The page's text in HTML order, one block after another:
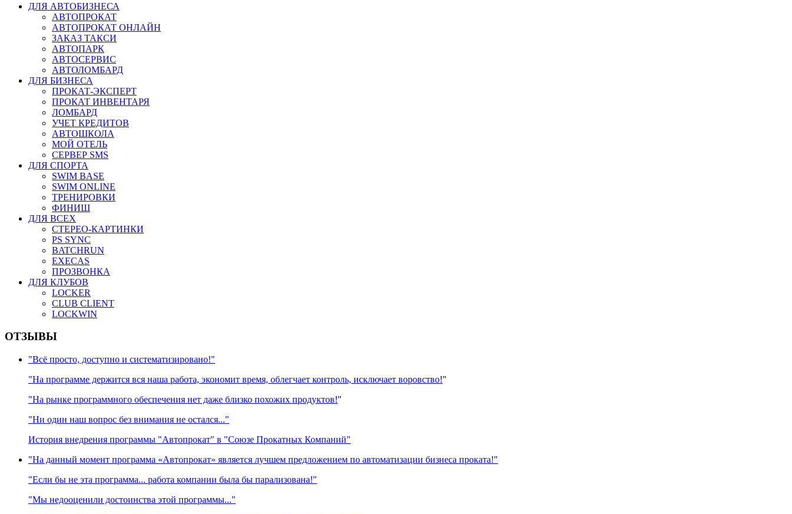
ДЛЯ АВТОБИЗНЕСА
АВТОПРОКАТ
АВТОПРОКАТ ОНЛАЙН
ЗАКАЗ ТАКСИ
АВТОПАРК
АВТОСЕРВИС
АВТОЛОМБАРД
ДЛЯ БИЗНЕСА
ПРОКАТ-ЭКСПЕРТ
ПРОКАТ ИНВЕНТАРЯ
ЛОМБАРД
УЧЕТ КРЕДИТОВ
АВТОШКОЛА
МОЙ ОТЕЛЬ
СЕРВЕР SMS
ДЛЯ СПОРТА
SWIM BASE
SWIM ONLINE
ТРЕНИРОВКИ
ФИНИШ
ДЛЯ ВСЕХ
СТЕРЕО-КАРТИНКИ
PS SYNC
BATCHRUN
EXECAS
ПРОЗВОНКА
ДЛЯ КЛУБОВ
LOCKER
CLUB CLIENT
LOCKWIN
ОТЗЫВЫ
"Всё просто, доступно и систематизировано!"
"На программе держится вся наша работа, экономит время, облегчает контроль, исключает воровство!"
"На рынке программного обеспечения нет даже близко похожих продуктов!"
"Ни один наш вопрос без внимания не остался..."
История внедрения программы "Автопрокат" в "Союзе Прокатных Компаний"
"На данный момент программа «Автопрокат» является лучшем предложением по автоматизации бизнеса проката!"
"Если бы не эта программа... работа компании была бы парализована!"
"Мы недооценили достоинства этой программы..."